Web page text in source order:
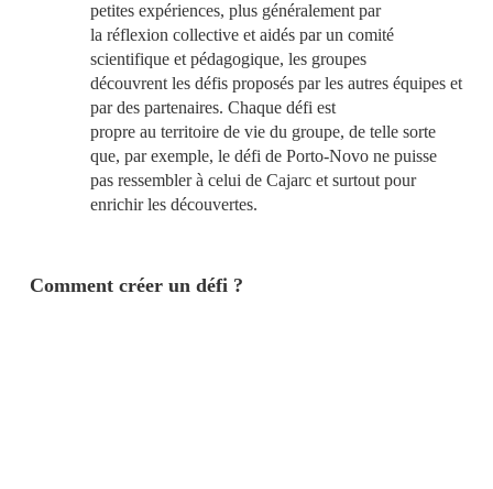
petites expériences, plus généralement par
la réflexion collective et aidés par un comité
scientifique et pédagogique, les groupes
découvrent les défis proposés par les autres équipes et
par des partenaires. Chaque défi est
propre au territoire de vie du groupe, de telle sorte
que, par exemple, le défi de Porto-Novo ne puisse
pas ressembler à celui de Cajarc et surtout pour
enrichir les découvertes.
Comment créer un défi ?